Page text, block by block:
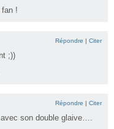
!
Répondre | Citer
;))
Répondre | Citer
son double glaive….